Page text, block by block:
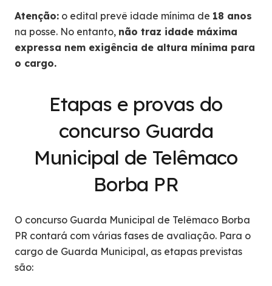
Atenção: o edital prevê idade mínima de 18 anos
na posse. No entanto, não traz idade máxima
expressa nem exigência de altura mínima para
o cargo.
Etapas e provas do
concurso Guarda
Municipal de Telêmaco
Borba PR
O concurso Guarda Municipal de Telêmaco Borba
PR contará com várias fases de avaliação. Para o
cargo de Guarda Municipal, as etapas previstas
são: